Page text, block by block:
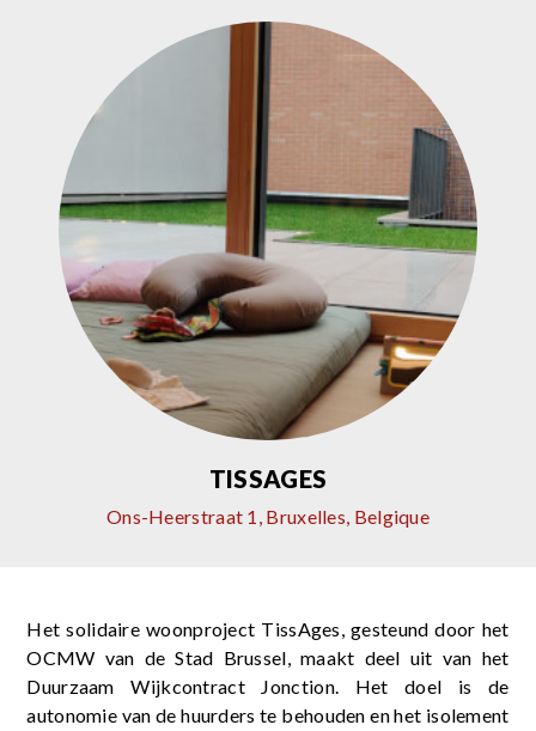
TISSAGES
Ons-Heerstraat 1, Bruxelles, Belgique
Het solidaire woonproject TissAges, gesteund door het
OCMW van de Stad Brussel, maakt deel uit van het
Duurzaam Wijkcontract Jonction. Het doel is de
autonomie van de huurders te behouden en het isolement